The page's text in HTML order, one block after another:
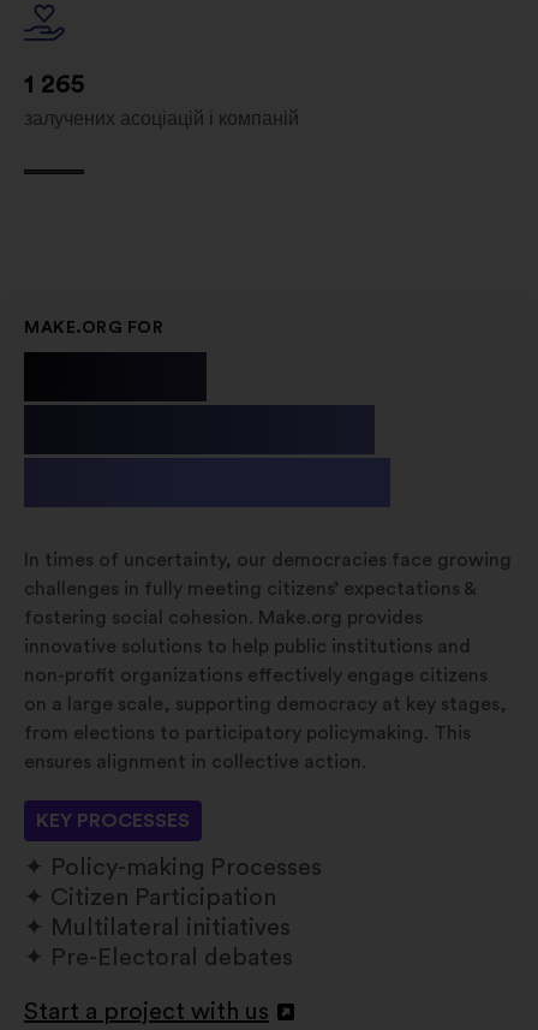
1 265
залучених асоціацій і компаній
MAKE.ORG FOR
In times of uncertainty, our democracies face growing
challenges in fully meeting citizens’ expectations &
fostering social cohesion. Make.org provides
innovative solutions to help public institutions and
non-profit organizations effectively engage citizens
on a large scale, supporting democracy at key stages,
from elections to participatory policymaking. This
ensures alignment in collective action.
KEY PROCESSES
Policy-making Processes
Citizen Participation
Multilateral initiatives
Pre-Electoral debates
Start a project with us